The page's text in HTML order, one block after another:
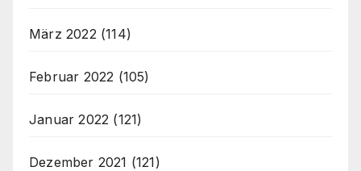
März 2022 (114)
Februar 2022 (105)
Januar 2022 (121)
Dezember 2021 (121)